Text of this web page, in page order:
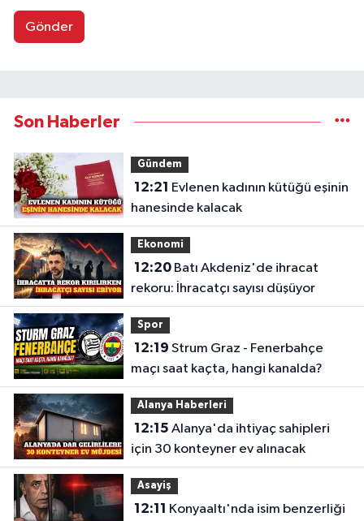
Gönder
Son Haberler
Gündem
12:21
hanesinde kalacak
Ekonomi
12:20Batı Akdeniz'de ihracat
rekoru: İhracatçı sayısı düşüyor
Spor
12:19
maçı saat kaçta, hangi kanalda?
Alanya Haberleri
12:15
için 30 konteyner ev alınacak
Asayiş
12:11